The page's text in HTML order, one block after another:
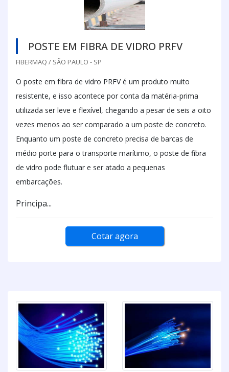
POSTE EM FIBRA DE VIDRO PRFV
FIBERMAQ / SÃO PAULO - SP
O poste em fIbra de vidro PRFV é um produto muito
resistente, e isso acontece por conta da matéria-prima
utilizada ser leve e flexível, chegando a pesar de seis a oito
vezes menos ao ser comparado a um poste de concreto.
Enquanto um poste de concreto precisa de barcas de
médio porte para o transporte marítimo, o poste de fibra
de vidro pode flutuar e ser atado a pequenas
embarcações.
Principa...
Cotar agora